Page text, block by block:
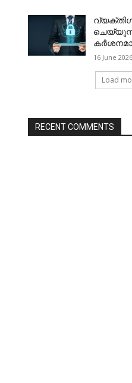
16 June 2026
Load
RECENT COMMENTS